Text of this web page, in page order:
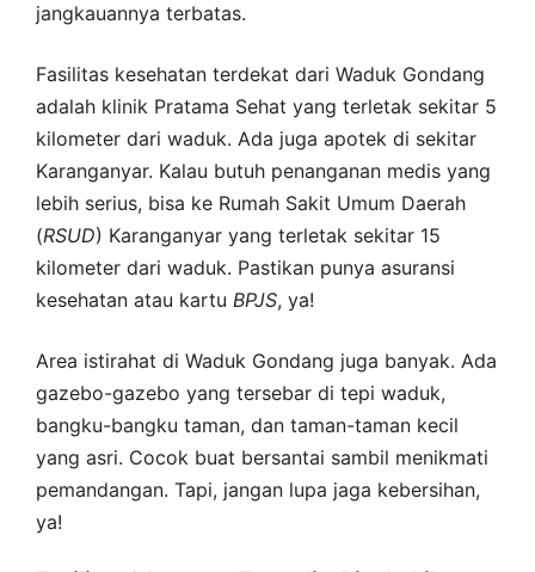
jangkauannya terbatas.
Fasilitas kesehatan terdekat dari Waduk Gondang
adalah klinik Pratama Sehat yang terletak sekitar 5
kilometer dari waduk. Ada juga apotek di sekitar
Karanganyar. Kalau butuh penanganan medis yang
lebih serius, bisa ke Rumah Sakit Umum Daerah
(RSUD) Karanganyar yang terletak sekitar 15
kilometer dari waduk. Pastikan punya asuransi
kesehatan atau kartu BPJS, ya!
Area istirahat di Waduk Gondang juga banyak. Ada
gazebo-gazebo yang tersebar di tepi waduk,
bangku-bangku taman, dan taman-taman kecil
yang asri. Cocok buat bersantai sambil menikmati
pemandangan. Tapi, jangan lupa jaga kebersihan,
ya!